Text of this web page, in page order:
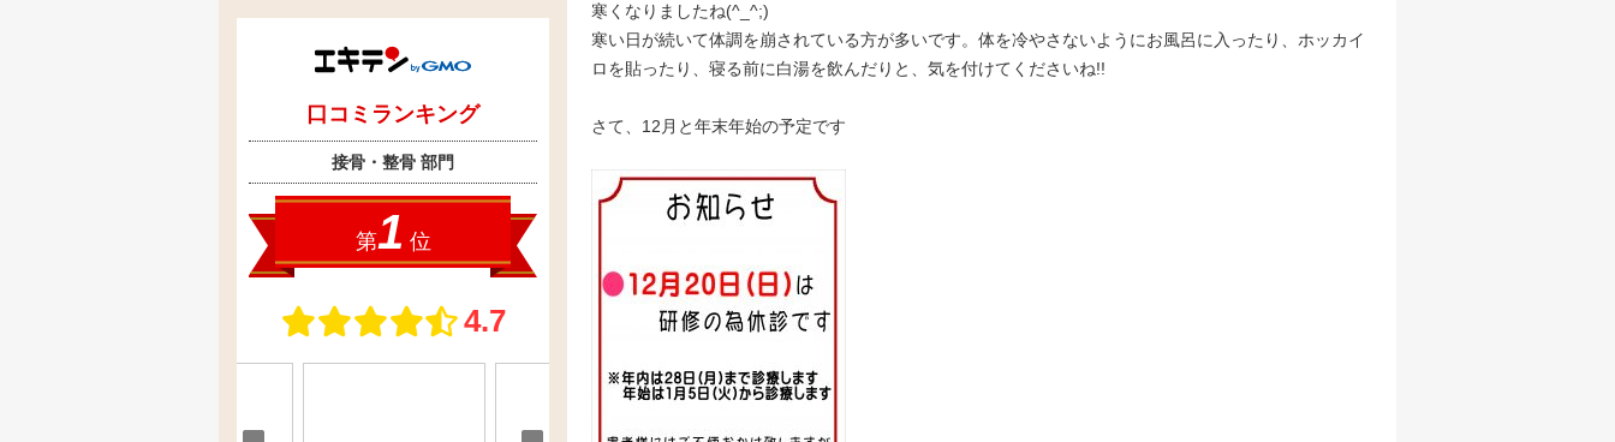
寒くなりましたね(^_^;)
寒い日が続いて体調を崩されている方が多いです。体を冷やさないようにお風呂に入ったり、ホッカイ
ロを貼ったり、寝る前に白湯を飲んだりと、気を付けてくださいね!!
さて、12月と年末年始の予定です